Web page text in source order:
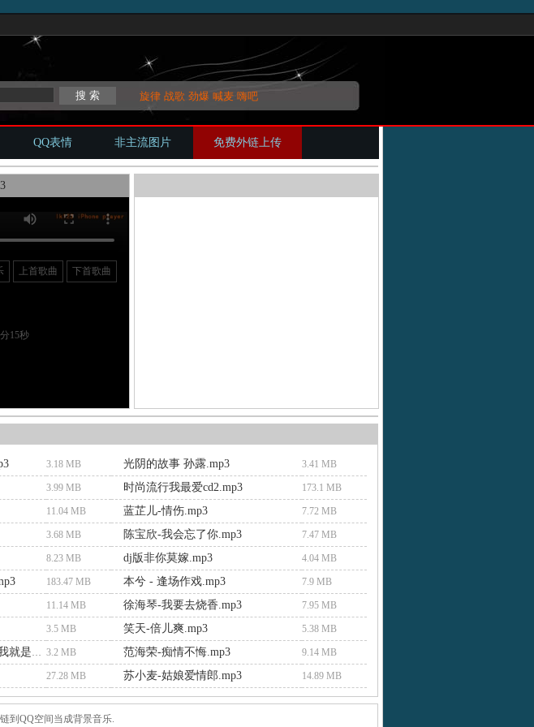
旋律 战歌 劲爆 喊麦 嗨吧
QQ表情 非主流图片 免费外链上传
上首歌曲 下首歌曲
15秒
3.18 MB 光阴的故事 孙露.mp3 3.41 MB
3.99 MB 时尚流行我最爱cd2.mp3 173.1 MB
11.04 MB 蓝芷儿-情伤.mp3 7.72 MB
3.68 MB 陈宝欣-我会忘了你.mp3 7.47 MB
8.23 MB dj版非你莫嫁.mp3 4.04 MB
183.47 MB 本兮 - 逢场作戏.mp3 7.9 MB
11.14 MB 徐海琴-我要去烧香.mp3 7.95 MB
3.5 MB 笑天-倍儿爽.mp3 5.38 MB
tfboys - 想唱就唱（电影《我就是我》主题曲）.mp3 3.2 MB 范海荣-痴情不悔.mp3 9.14 MB
27.28 MB 苏小麦-姑娘爱情郎.mp3 14.89 MB
到QQ空间当成背景音乐.